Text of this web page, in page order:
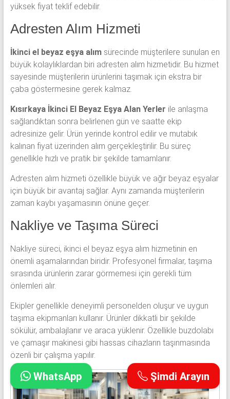
yüksek fiyat teklif edebilir.
Adresten Alım Hizmeti
İkinci el beyaz eşya alımsürecinde müşterilere sunulan en
büyük kolaylıklardan biri adresten alım hizmetidir. Bu hizmet
sayesinde müşterilerin ürünlerini taşımak için ekstra bir
çaba göstermesine gerek kalmaz.
Kısırkaya İkinci El Beyaz Eşya Alan Yerler ile anlaşma
sağlandıktan sonra belirlenen gün ve saatte ekip
adresinize gelir. Ürün yerinde kontrol edilir ve mutabık
kalınan fiyat üzerinden alım gerçekleştirilir. Bu süreç
genellikle hızlı ve pratik bir şekilde tamamlanır.
Adresten alım hizmeti özellikle büyük ve ağır beyaz eşyalar
için büyük bir avantaj sağlar. Aynı zamanda müşterilerin
zaman kaybı yaşamasının önüne geçer.
Nakliye ve Taşıma Süreci
Nakliye süreci, ikinci el beyaz eşya alım hizmetinin en
önemli aşamalarından biridir. Profesyonel firmalar, taşıma
sırasında ürünlerin zarar görmemesi için gerekli tüm
önlemleri alır.
Ekipler genellikle deneyimli personelden oluşur ve uygun
taşıma ekipmanları kullanır. Ürünler dikkatli bir şekilde
sökülür, ambalajlanır ve araca yüklenir. Özellikle buzdolabı
ve çamaşır makinesi gibi hassas cihazların taşınmasında
özenli bir çalışma yapılır.
Şimdi Arayın
WhatsApp